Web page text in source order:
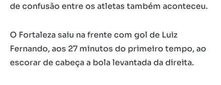
de confusão entre os atletas também aconteceu.
O Fortaleza saiu na frente com gol de Luiz
Fernando, aos 27 minutos do primeiro tempo, ao
escorar de cabeça a bola levantada da direita.